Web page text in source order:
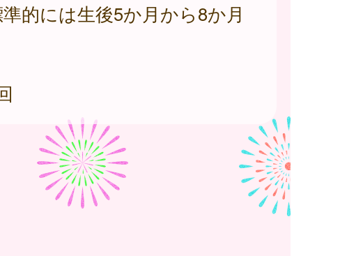
準的には生後5か月から8か月